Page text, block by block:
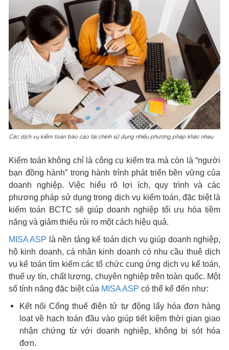
Các dịch vụ kiểm toán báo cáo tài chính sử dụng nhiều phương pháp khác nhau
Kiểm toán không chỉ là công cụ kiểm tra mà còn là “người
bạn đồng hành” trong hành trình phát triển bền vững của
doanh nghiệp. Việc hiểu rõ lợi ích, quy trình và các
phương pháp sử dụng trong dịch vụ kiểm toán, đặc biệt là
kiểm toán BCTC sẽ giúp doanh nghiệp tối ưu hóa tiềm
năng và giảm thiểu rủi ro một cách hiệu quả.
MISA ASP là nền tảng kế toán dịch vụ giúp doanh nghiệp,
hộ kinh doanh, cá nhân kinh doanh có nhu cầu thuê dịch
vụ kế toán tìm kiếm các tổ chức cung ứng dịch vụ kế toán,
thuế uy tín, chất lượng, chuyên nghiệp trên toàn quốc. Một
số tính năng đặc biệt của MISA ASP có thể kể đến như:
Kết nối Cổng thuế điện tử tự động lấy hóa đơn hàng
loạt về hạch toán đầu vào giúp tiết kiệm thời gian giao
nhận chứng từ với doanh nghiệp, không bị sót hóa
đơn.